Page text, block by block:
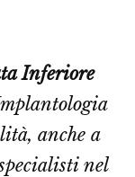
Inferiore
anche a
nel